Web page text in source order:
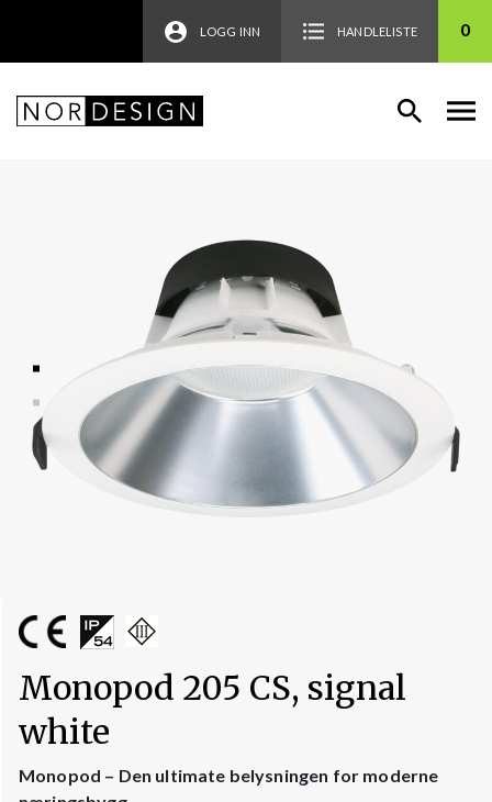
LOGG INN HANDLELISTE 0
Monopod 205 CS, signal
white
Monopod – Den ultimate belysningen for moderne